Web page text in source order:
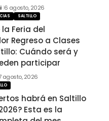
6 agosto, 2026
SALTILLO
Feria del
Regreso a Clases
Cuándo será y
participar
agosto, 2026
habrá en Saltillo
Esta es la